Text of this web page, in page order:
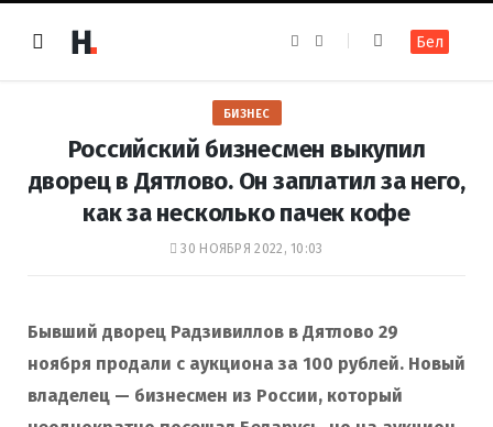
e
k
t
a
m
Бел
БИЗНЕС
Российский бизнесмен выкупил
дворец в Дятлово. Он заплатил за него,
как за несколько пачек кофе
30 НОЯБРЯ 2022, 10:03
Бывший дворец Радзивиллов в Дятлово 29
ноября продали с аукциона за 100 рублей. Новый
владелец — бизнесмен из России, который